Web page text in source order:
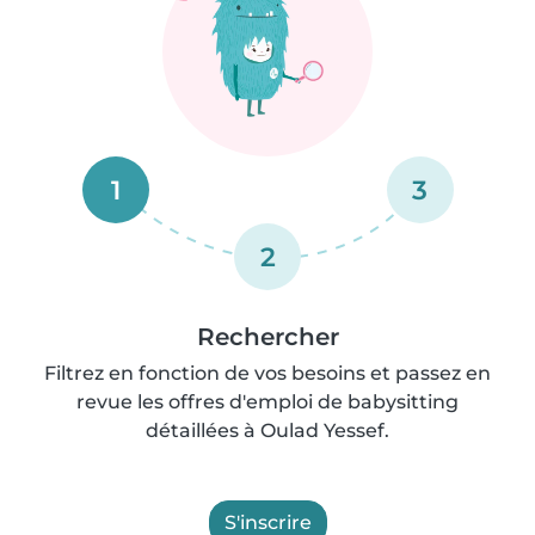
1
2
3
Rechercher
Filtrez en fonction de vos besoins et passez en
revue les offres d'emploi de babysitting
détaillées à Oulad Yessef.
S'inscrire